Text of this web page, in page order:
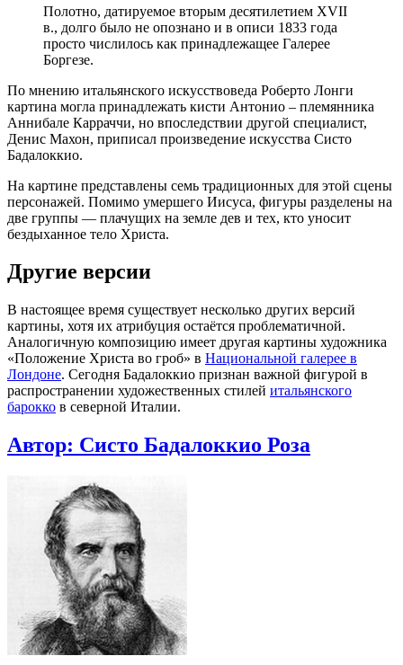
Полотно, датируемое вторым десятилетием XVII
в., долго было не опознано и в описи 1833 года
просто числилось как принадлежащее Галерее
Боргезе.
По мнению итальянского искусствоведа Роберто Лонги
картина могла принадлежать кисти Антонио – племянника
Аннибале Карраччи, но впоследствии другой специалист,
Денис Махон, приписал произведение искусства Систо
Бадалоккио.
На картине представлены семь традиционных для этой сцены
персонажей. Помимо умершего Иисуса, фигуры разделены на
две группы — плачущих на земле дев и тех, кто уносит
бездыханное тело Христа.
Другие версии
В настоящее время существует несколько других версий
картины, хотя их атрибуция остаётся проблематичной.
Аналогичную композицию имеет другая картины художника
«Положение Христа во гроб» в Национальной галерее в
Лондоне. Сегодня Бадалоккио признан важной фигурой в
распространении художественных стилей итальянского
барокко в северной Италии.
Автор: Систо Бадалоккио Роза